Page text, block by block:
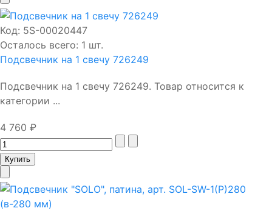
Код: 5S-00020447
Осталось всего: 1 шт.
Подсвечник на 1 свечу 726249
Подсвечник на 1 свечу 726249. Товар относится к
категории ...
4 760 ₽